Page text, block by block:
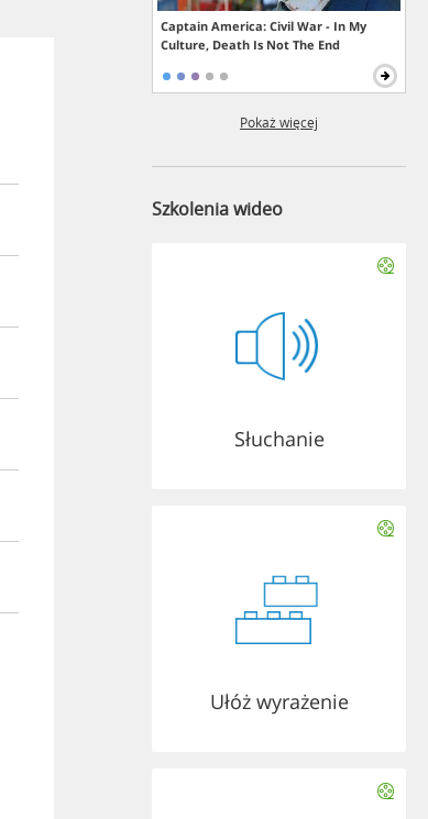
Captain America: Civil War - In My
Culture, Death Is Not The End
Pokaż więcej
Szkolenia wideo
Słuchanie
Ułóż wyrażenie